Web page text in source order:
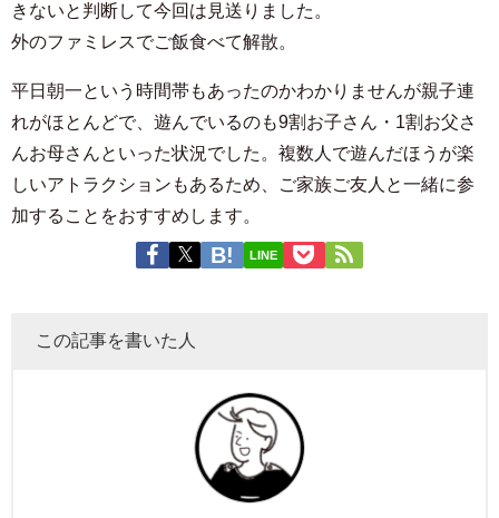
きないと判断して今回は見送りました。
外のファミレスでご飯食べて解散。
平日朝一という時間帯もあったのかわかりませんが親子連
れがほとんどで、遊んでいるのも9割お子さん・1割お父さ
んお母さんといった状況でした。複数人で遊んだほうが楽
しいアトラクションもあるため、ご家族ご友人と一緒に参
加することをおすすめします。
LINE
この記事を書いた人